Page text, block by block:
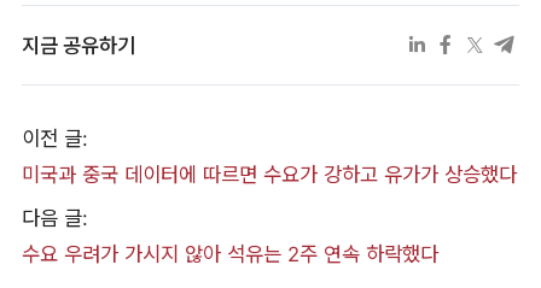
지금 공유하기
이전 글:
미국과 중국 데이터에 따르면 수요가 강하고 유가가 상승했다
다음 글:
수요 우려가 가시지 않아 석유는 2주 연속 하락했다